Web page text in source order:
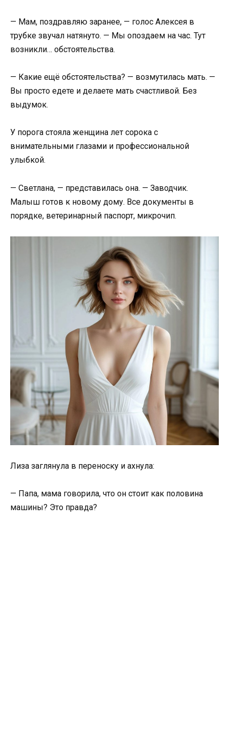
— Мам, поздравляю заранее, — голос Алексея в
трубке звучал натянуто. — Мы опоздаем на час. Тут
возникли… обстоятельства.
— Какие ещё обстоятельства? — возмутилась мать. —
Вы просто едете и делаете мать счастливой. Без
выдумок.
У порога стояла женщина лет сорока с
внимательными глазами и профессиональной
улыбкой.
— Светлана, — представилась она. — Заводчик.
Малыш готов к новому дому. Все документы в
порядке, ветеринарный паспорт, микрочип.
Лиза заглянула в переноску и ахнула:
— Папа, мама говорила, что он стоит как половина
машины? Это правда?